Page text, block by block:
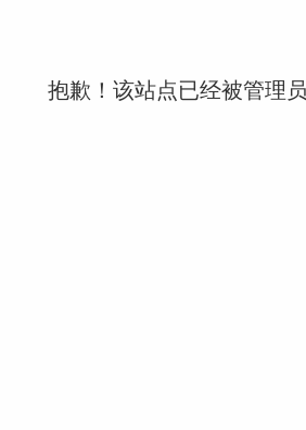
抱歉！该站点已经被管理